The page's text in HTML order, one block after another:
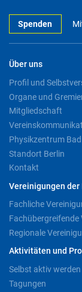
Spenden
Über uns
Profil und
Organe und
Mitgliedschaft
Physikzentrum
Standort Berlin
Kontakt
Vereinigungen der
Fachliche
Fachübergreifende
Regionale
Aktivitäten und
Selbst aktiv werden
Tagungen